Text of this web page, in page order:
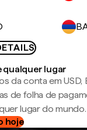
qualquer lugar
da conta em USD,
de folha de
lugar do mundo.
hoje